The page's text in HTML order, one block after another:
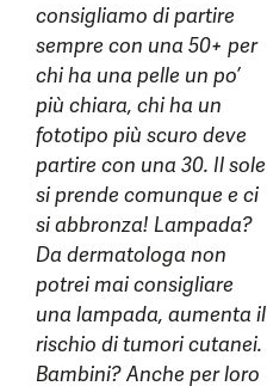
consigliamo di partire
sempre con una 50+ per
chi ha una pelle un po’
più chiara, chi ha un
fototipo più scuro deve
partire con una 30. Il sole
si prende comunque e ci
si abbronza! Lampada?
Da dermatologa non
potrei mai consigliare
una lampada, aumenta il
rischio di tumori cutanei.
Bambini? Anche per loro